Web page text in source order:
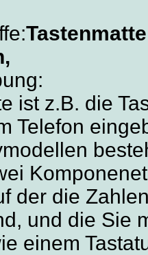
ist z.B. die
Telefon
der die
und die Sie
einem